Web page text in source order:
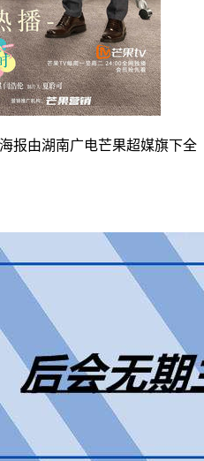
报由湖南广电芒果超媒旗下全